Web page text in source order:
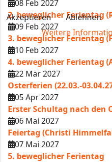
08 Feb 2027
2. beweglicher Ferientag
09 Feb 2027
3. beweglicher Ferientag
10 Feb 2027
4. beweglicher Ferientag
22 Mär 2027
Osterferien (22.03.-
05 Apr 2027
Erster Schultag nach den
06 Mai 2027
Feiertag (Christi
07 Mai 2027
5. beweglicher Ferientag
Akzeptieren
Ablehnen
Weitere